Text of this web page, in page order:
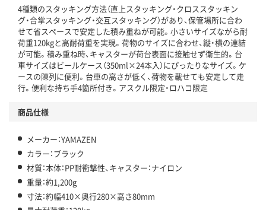
4種類のスタッキング方法（直上スタッキング・クロススタッキン
グ・合掌スタッキング・交互スタッキング）があり、保管場所に合わ
せて省スペースで安定した積み重ねが可能。小さいサイズながら耐
荷重120kgと高耐荷重を実現。荷物のサイズに合わせ、縦・横の連結
が可能。積み重ね時、キャスターが荷台表面に接触せず衛生的。台
車サイズはビールケース（350ml×24本入）にぴったりなサイズ。ケ
ースの陳列に便利。台車の高さが低く、荷物を載せても安定して走
行。便利な持ち手4箇所付き。アスクル限定・ロハコ限定
商品仕様
メーカー：YAMAZEN
カラー：ブラック
材質：本体：PP耐衝撃性、キャスター：ナイロン
重量：約1,200g
寸法：約幅410×奥行280×高さ80mm